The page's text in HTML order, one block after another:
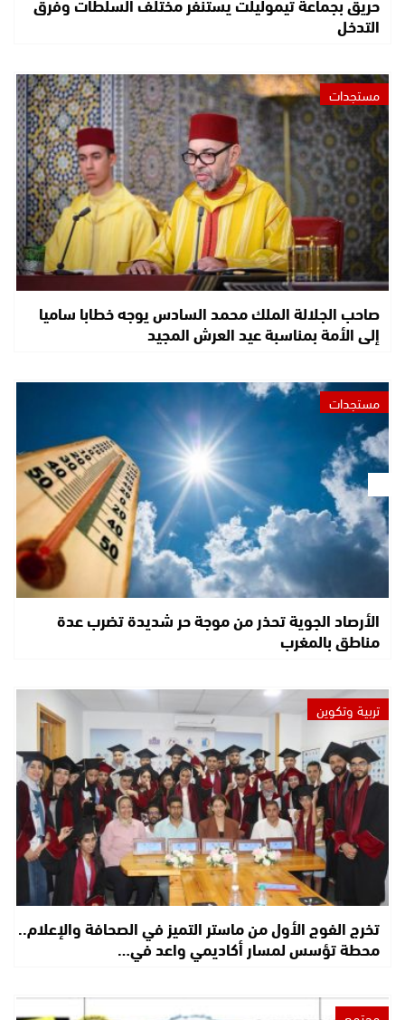
التدخل
مستجدات
صاحب الجلالة الملك محمد السادس يوجه خطابا ساميا
إلى الأمة بمناسبة عيد العرش المجيد
مستجدات
الأرصاد الجوية تحذر من موجة حر شديدة تضرب عدة
مناطق بالمغرب
تربية وتكوين
تخرج الفوج الأول من ماستر التميز في الصحافة والإعلام..
محطة تؤسس لمسار أكاديمي واعد في…